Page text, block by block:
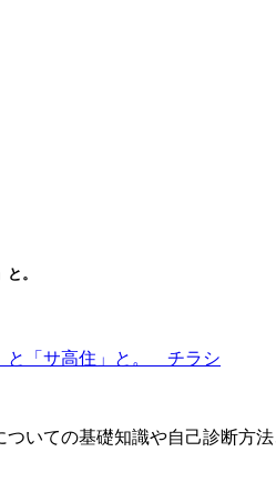
。
と「サ高住」と。 チラシ
いての基礎知識や自己診断方